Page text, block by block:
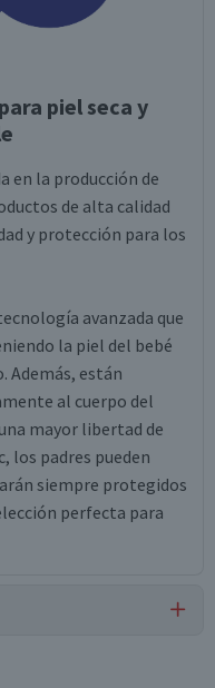
piel seca y
en la producción de
de alta calidad
y protección para los
avanzada que
la piel del bebé
Además, están
al cuerpo del
mayor libertad de
los padres pueden
siempre protegidos
perfecta para